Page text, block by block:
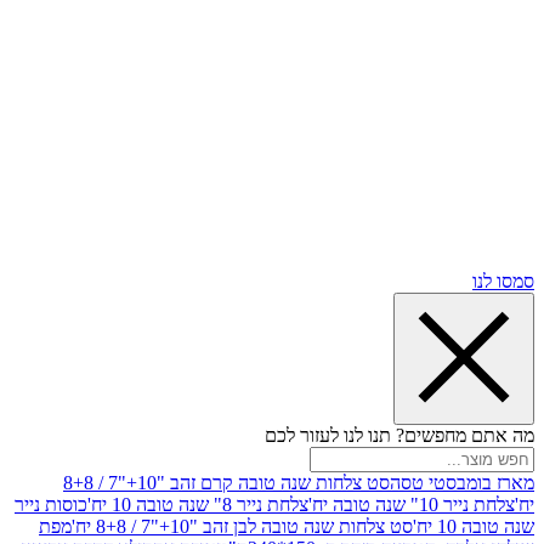
תנו לנו לעזור לכם
טסה
סט צלחות שנה טובה קרם זהב "10+"7 / 8+8
יח'
צלחת נייר 8" שנה טובה 10 יח'
כוסות נייר
סט צלחות שנה טובה לבן זהב "10+"7 / 8+8 יח'
מפת